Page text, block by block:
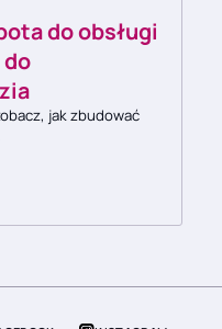
do obsługi
jak zbudować